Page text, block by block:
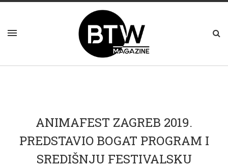
ANIMAFEST ZAGREB 2019.
PREDSTAVIO BOGAT PROGRAM I
SREDIŠNJU FESTIVALSKU